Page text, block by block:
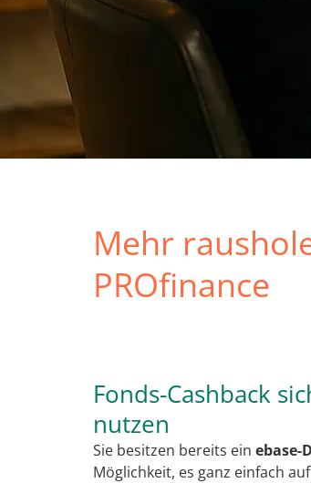
Mehr
PROfinance
Fonds-Cashback
nutzen
Sie besitzen bereits ein ebase-
Möglichkeit, es ganz einfach auf